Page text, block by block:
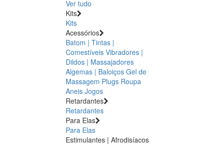
Ver tudo
Kits
Kits
Acessórios
Batom | Tintas |
Comestíveis Vibradores |
Dildos | Massajadores
Algemas | Baloiços Gel de
Massagem Plugs Roupa
Aneis Jogos
Retardantes
Retardantes
Para Elas
Para Elas
Estimulantes | Afrodisíacos